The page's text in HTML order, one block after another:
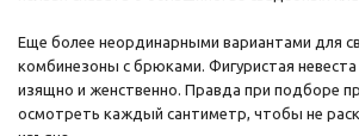
Еще более неординарными вариантами для
комбинезоны с брюками. Фигуристая невеста
изящно и женственно. Правда при подборе
осмотреть каждый сантиметр, чтобы не